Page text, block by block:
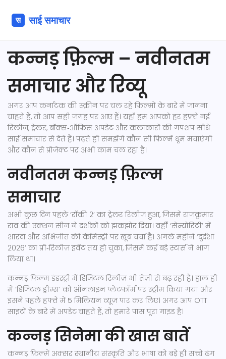
कन्नड़ फ़िल्म – नवीनतम
समाचार और रिव्यू
अगर आप कर्नाटक की स्क्रीन पर चल रहे फ़िल्मों के बारे में जानना
चाहते हैं, तो आप सही जगह पर आए हैं। यहाँ हम आपको हर हफ़्ते नई
रिलीज़, ट्रेलर, बॉक्स‑ऑफ़िस अपडेट और कलाकारों की गपशप सीधे
साई समाचार से देते हैं। पढ़ते ही समझेंगे कौन सी फ़िल्में धूम मचाएंगी
और कौन से प्रोजेक्ट पर अभी काम चल रहा है।
नवीनतम कन्नड़ फ़िल्म
समाचार
अभी कुछ दिन पहले ‘रॉकी 2’ का ट्रेलर रिलीज़ हुआ, जिसमें राजकुमार
राव की एक्शन सीन ने दर्शकों को झकझोर दिया। वहीँ ‘सेन्योरिटी’ में
शारदा और अभिजीत की केमिस्ट्री पर खूब चर्चा है। अगले महीने ‘दुर्दशा
2026’ का प्री‑रिलीज़ इवेंट तय हो चुका, जिसमें कई बड़े स्टार्स ने भाग
लिया था।
कन्नड़ फ़िल्म इंडस्ट्री में डिजिटल रिलीज़ भी तेज़ी से बढ़ रही है। हाल ही
में ‘डिजिटल ड्रीम्स’ को ऑनलाइन प्लेटफ़ॉर्म पर स्ट्रीम किया गया और
इसने पहले हफ्ते में 5 मिलियन व्यूज़ पार कर लिए। अगर आप OTT
साइटों के बारे में अपडेट चाहते हैं, तो हमारे पास पूरा गाइड है।
कन्नड़ सिनेमा की खास बातें
कन्नड़ फ़िल्में अक्सर स्थानीय संस्कृति और भाषा को बड़े ही सच्चे ढंग